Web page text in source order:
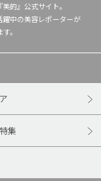
的』公式サイト。
躍中の美容レポーターが
。
集